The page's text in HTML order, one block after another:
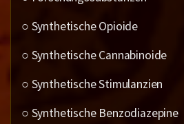
○ Synthetische Opioide
○ Synthetische Cannabinoide
○ Synthetische Stimulanzien
○ Synthetische Benzodiazepine